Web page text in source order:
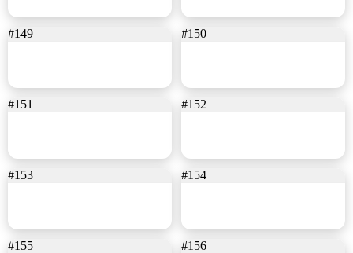
#149 #150
#151 #152
#153 #154
#155 #156